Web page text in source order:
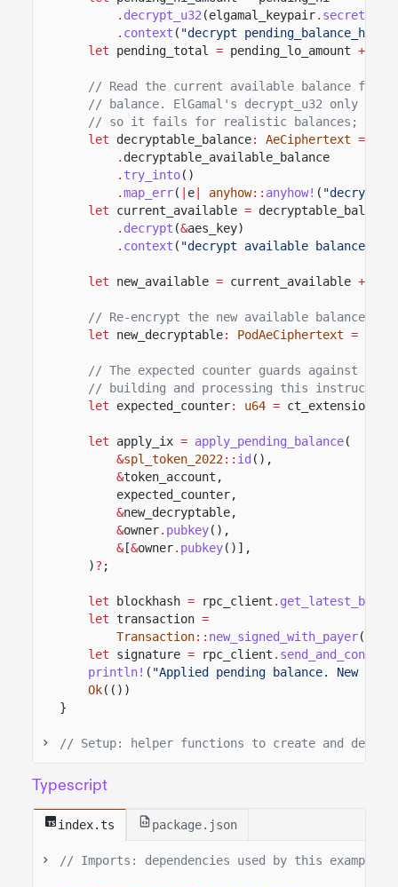
. decrypt_u32 (elgamal_keypair. secret
. context ( "decrypt pending_balance_hi"
let
pending_total = pending_lo_amount +
// Read the current available balance from
// balance. ElGamal's decrypt_u32 only
// so it fails for realistic balances; the
let
decryptable_balance: AeCiphertext =
. decryptable_available_balance
. try_into()
.map_err( e anyhow:: anyhow! (
let
current_available = decryptable_balance
. decrypt (&aes_key)
. context ( "decrypt available balance"
let new_available = current_available +
// Re-encrypt the new available balance
let
new_decryptable: PodAeCiphertext =
// The expected counter guards against
// building and processing this
let
expected_counter: u64 = ct_extension
let apply_ix = apply_pending_balance(
&spl_token_2022:: id (),
&token_account,
expected_counter,
&new_decryptable,
&owner. pubkey(),
&[&owner. pubkey()],
)? ;
let blockhash = rpc_client .
let transaction =
Transaction:: new_signed_with_payer(
let
signature = rpc_client .
println! ( "Applied pending balance. New
Ok(())
}
// Setup: helper functions to create and
Typescript
index.ts package.json
// Imports: dependencies used by this example.